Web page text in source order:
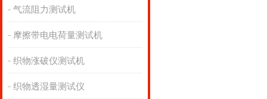
气流阻力测试机
摩擦带电电荷量测试机
织物涨破仪测试机
织物透湿量测试仪